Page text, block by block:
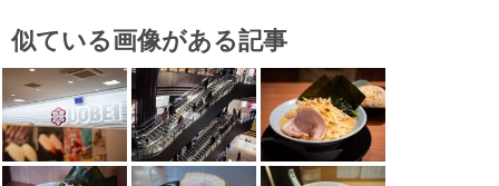
似ている画像がある記事